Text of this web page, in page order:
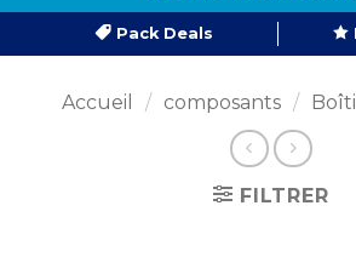
Pack Deals
Accueil / composants /
FILTRER